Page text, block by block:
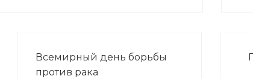
Всемирный день борьбы
против рака